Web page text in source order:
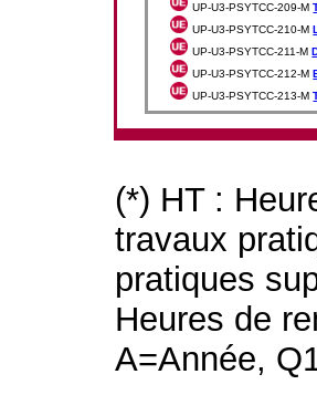
UP-U3-PSYTCC-209-M
UP-U3-PSYTCC-210-M
UP-U3-PSYTCC-211-M
UP-U3-PSYTCC-212-M
UP-U3-PSYTCC-213-M
(*) HT :
travaux
pratiques
Heures de
A=Année,